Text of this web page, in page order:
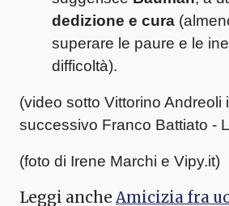
dedizione e cura
superare le paure e le
difficoltà).
(video sotto Vittorino Andreoli
successivo Franco Battiato -
(foto di Irene Marchi e Vipy.it)
Leggi anche Amicizia fra